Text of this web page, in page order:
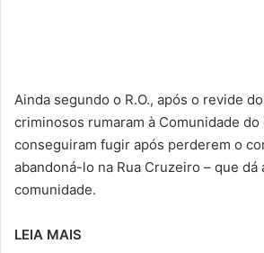
Ainda segundo o R.O., após o revide
criminosos rumaram à Comunidade do
conseguiram fugir após perderem o
abandoná-lo na Rua Cruzeiro – que dá
comunidade.
LEIA MAIS